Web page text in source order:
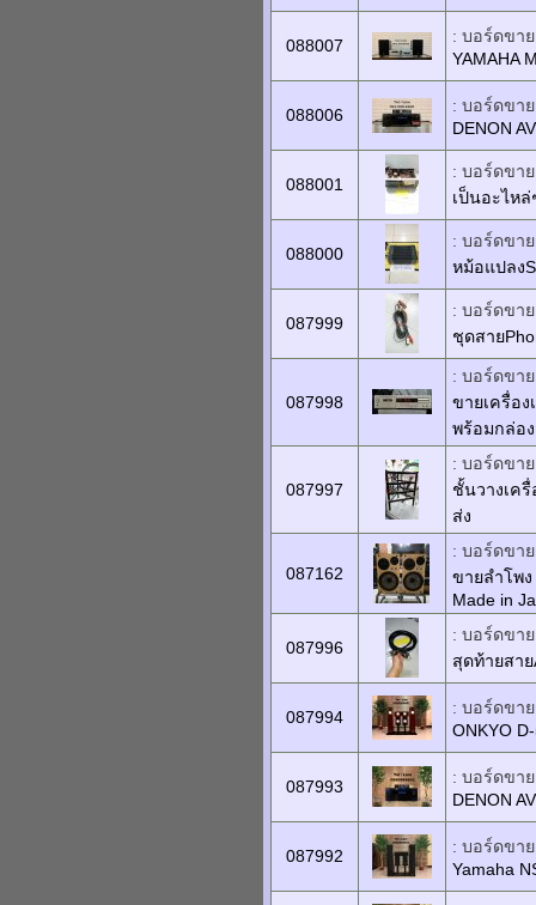
088007
: บอร์ดขาย
YAMAHA
088006
: บอร์ดขาย
DENON
088001
: บอร์ดขาย
เป็นอะไห
088000
: บอร์ดขาย
หม้อแปลง
087999
: บอร์ดขาย
ชุดสาย
087998
: บอร์ดขาย
ขายเครื่อง
พร้อมกล่อง
087997
: บอร์ดขาย
ชั้นวางเค
ส่ง
087162
: บอร์ดขาย
ขายลำโพ
Made in
087996
: บอร์ดขาย
สุดท้ายสาย
087994
: บอร์ดขาย
ONKYO
087993
: บอร์ดขาย
DENON
087992
: บอร์ดขาย
Yamaha